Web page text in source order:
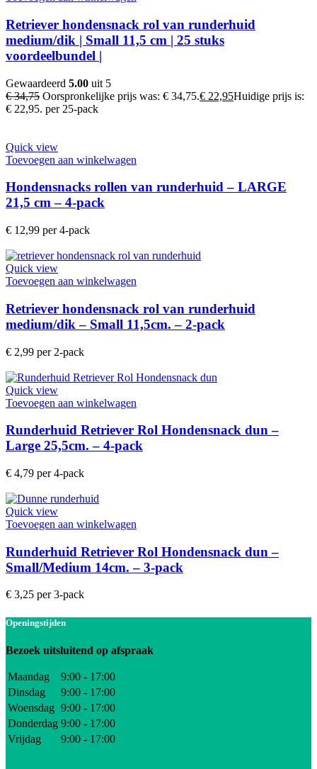
Retriever hondensnack rol van runderhuid
medium/dik | Small 11,5 cm | 25 stuks
voordeelbundel |
Gewaardeerd 5.00 uit 5
€34,75 Oorspronkelijke prijs was: € 34,75.€ 22,95Huidige prijs is:
€ 22,95. per 25-pack
Quick view
Toevoegen aan winkelwagen
Hondensnacks rollen van runderhuid – LARGE
21,5 cm – 4-pack
€ 12,99 per 4-pack
Quick view
Toevoegen aan winkelwagen
Retriever hondensnack rol van runderhuid
medium/dik – Small 11,5cm. – 2-pack
€ 2,99 per 2-pack
Quick view
Toevoegen aan winkelwagen
Runderhuid Retriever Rol Hondensnack dun –
Large 25,5cm. – 4-pack
€ 4,79 per 4-pack
Quick view
Toevoegen aan winkelwagen
Runderhuid Retriever Rol Hondensnack dun –
Small/Medium 14cm. – 3-pack
€ 3,25 per 3-pack
Openingstijden
Bezoek uitsluitend op afspraak
Maandag
9:00 - 17:00
Dinsdag
9:00 - 17:00
Woensdag 9:00 - 17:00
Donderdag 9:00 - 17:00
Vrijdag
9:00 - 17:00